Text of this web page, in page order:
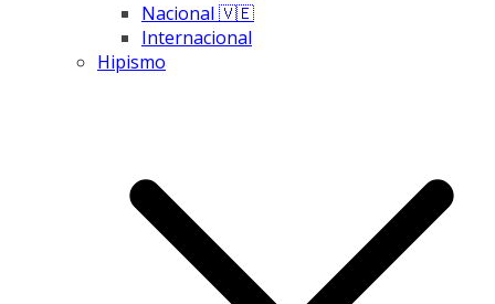
Nacional 🇻🇪
Internacional
Hipismo